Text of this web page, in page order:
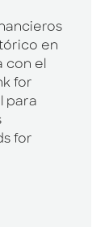
en
con el
for
para
for